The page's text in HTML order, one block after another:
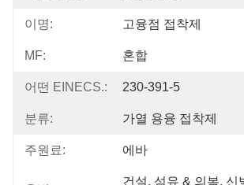
이명: 고융점 접착제
MF: 혼합
어떤 EINECS.: 230-391-5
분류: 가열 용융 접착제
주원료: 에바
건설, 섬유 & 의복, 신